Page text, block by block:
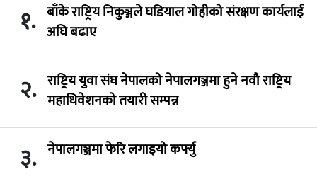
१. बाँके राष्ट्रिय निकुञ्जले घडियाल गोहीको संरक्षण कार्यलाई
अघि बढाए
२. राष्ट्रिय युवा संघ नेपालको नेपालगञ्जमा हुने नवौ राष्ट्रिय
महाधिवेशनको तयारी सम्पन्न
३. नेपालगञ्जमा फेरि लगाइयो कर्फ्यु